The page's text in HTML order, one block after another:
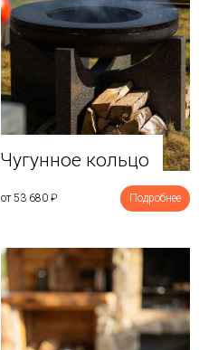
Чугунное кольцо
от 53 680 ₽ Подробнее